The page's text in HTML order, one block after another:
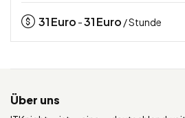
31Euro -31Euro / Stunde
Über uns